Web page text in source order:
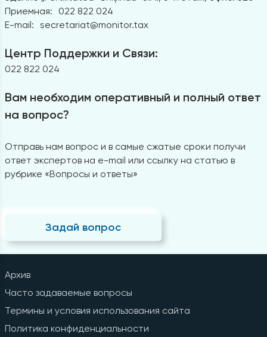
Приемная:
022 822 024
E-mail: secretariat@monitor.tax
Центр Поддержки и Связи:
022 822 024
Вам необходим оперативный и полный ответ
на вопрос?
Отправь нам вопрос и в самые сжатые сроки получи
ответ экспертов на e-mail или ссылку на статью в
рубрике «Вопросы и ответы»
Задай вопрос
Архив
Часто задаваемые вопросы
Термины и условия использования сайта
Политика конфиденциальности